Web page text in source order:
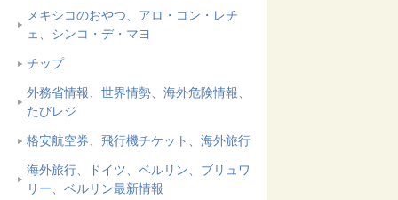
メキシコのおやつ、アロ・コン・レチ
ェ、シンコ・デ・マヨ
チップ
外務省情報、世界情勢、海外危険情報、
たびレジ
格安航空券、飛行機チケット、海外旅行
海外旅行、ドイツ、ベルリン、ブリュワ
リー、ベルリン最新情報